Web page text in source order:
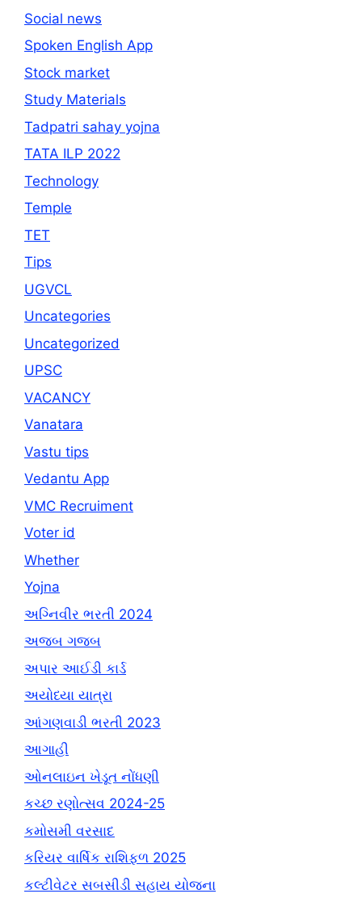
Social news
Spoken English App
Stock market
Study Materials
Tadpatri sahay yojna
TATA ILP 2022
Technology
Temple
TET
Tips
UGVCL
Uncategories
Uncategorized
UPSC
VACANCY
Vanatara
Vastu tips
Vedantu App
VMC Recruiment
Voter id
Whether
Yojna
અગ્નિવીર ભરતી 2024
અજબ ગજબ
અપાર આઈડી કાર્ડ
અયોધ્યા યાત્રા
આંગણવાડી ભરતી 2023
આગાહી
ઓનલાઇન ખેડૂત નોંધણી
કચ્છ રણોત્સવ 2024-25
કમોસમી વરસાદ
કરિયર વાર્ષિક રાશિફળ 2025
કલ્ટીવેટર સબસીડી સહાય યોજના